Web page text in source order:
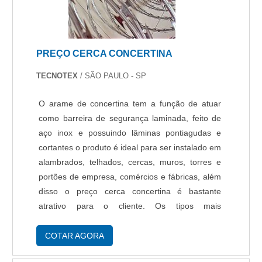
solicitação otimize todas as suas pontas. A
MELHOR EMPRESA DE SEGURANÇA
empresa de segurança eletrônica SP
comprometida com os serviços, encontra na
facial e fibra óptica, disponibilizando tudo que há
de mais atual para garantir a qualidade final para
cada cliente.Não obstante, quando falamos em
empresa de segurança eletrônica SP, a mesma
deve prezar pelos produtos e serviços com ótima
qualidade e precisão, detalhes que passam
despercebidos e podem gerar prejuízo futuros
para os clientes.Existem muitas formas
autoridade em sua área de atuação. Boas
PREÇO CERCA CONCERTINA
TECNOTEX / SÃO PAULO - SP
O arame de concertina tem a função de atuar
como barreira de segurança laminada, feito de
aço inox e possuindo lâminas pontiagudas e
cortantes o produto é ideal para ser instalado em
alambrados, telhados, cercas, muros, torres e
portões de empresa, comércios e fábricas, além
disso o preço cerca concertina é bastante
atrativo para o cliente. Os tipos mais
em alguns modelos, os mais comuns são:
COTAR AGORA